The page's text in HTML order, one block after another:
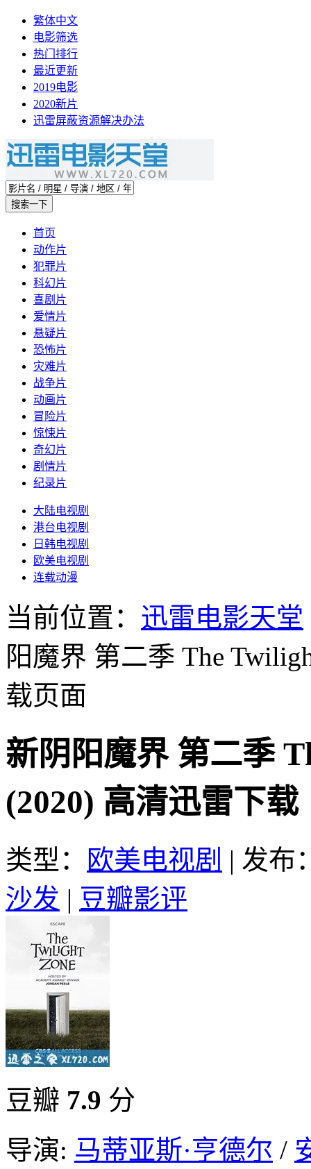
繁体中文
电影筛选
热门排行
最近更新
2019电影
2020新片
迅雷屏蔽资源解决办法
首页
动作片
犯罪片
科幻片
喜剧片
爱情片
悬疑片
恐怖片
灾难片
战争片
动画片
冒险片
惊悚片
奇幻片
剧情片
纪录片
大陆电视剧
港台电视剧
日韩电视剧
欧美电视剧
连载动漫
当前位置： 迅雷电影天堂
阳魔界 第二季 The
载页面
新阴阳魔界 第二季
(2020) 高清迅雷下载
类型： 欧美电视剧 | 发布
沙发 | 豆瓣影评
豆瓣 7.9 分
导演: 马蒂亚斯·亨德尔 /